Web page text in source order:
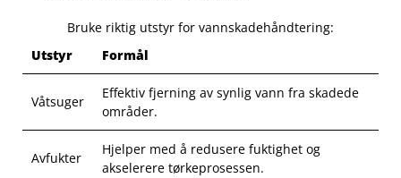
Bruke riktig utstyr⁢ for vannskadehåndtering:
Utstyr
Formål
Våtsuger
Effektiv fjerning av synlig vann fra skadede
områder.
Avfukter
Hjelper med​ å redusere fuktighet og⁣
akselerere⁢ tørkeprosessen.